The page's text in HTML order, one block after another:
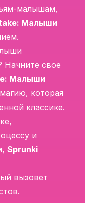
малышам,
Малыши
Начните свое
Малыши
которая
классике.
и
Sprunki
вызовет